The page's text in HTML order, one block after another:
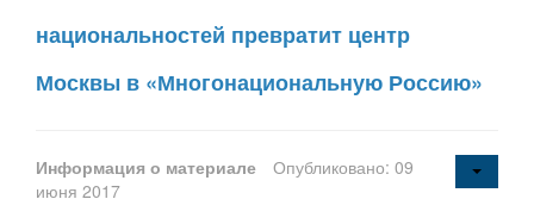
национальностей превратит центр
Москвы в «Многонациональную Россию»
Информация о материале
Опубликовано: 09
июня 2017